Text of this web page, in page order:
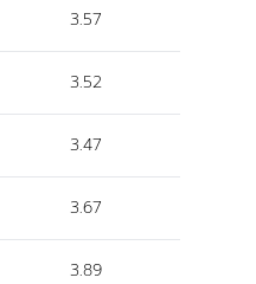
3.57
3.52
3.47
3.67
3.89